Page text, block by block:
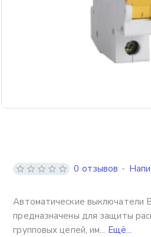
Автоматические выключатели
предназначены для защиты
групповых цепей, им... Ещё...
0 отзывов -